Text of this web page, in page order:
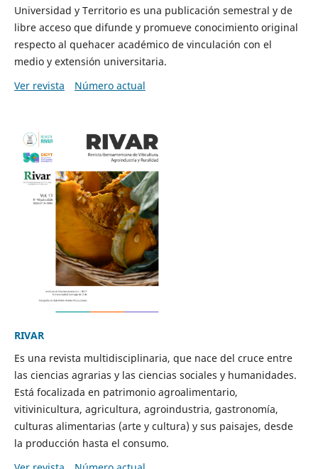
Universidad y Territorio es una publicación semestral y de
libre acceso que difunde y promueve conocimiento original
respecto al quehacer académico de vinculación con el
medio y extensión universitaria.
Ver revista
Número actual
RIVAR
Es una revista multidisciplinaria, que nace del cruce entre
las ciencias agrarias y las ciencias sociales y humanidades.
Está focalizada en patrimonio agroalimentario,
vitivinicultura, agricultura, agroindustria, gastronomía,
culturas alimentarias (arte y cultura) y sus paisajes, desde
la producción hasta el consumo.